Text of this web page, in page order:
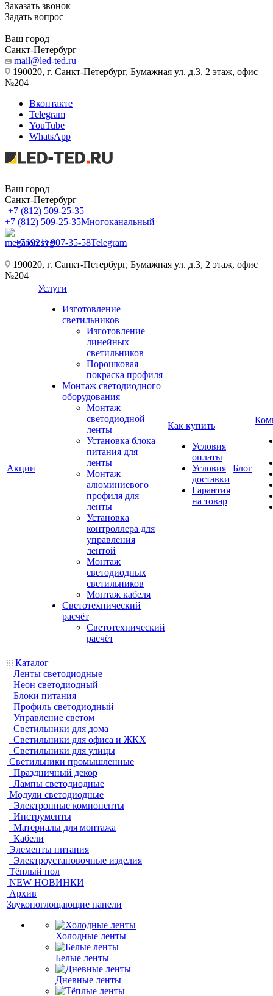
Заказать звонок
Задать вопрос
Ваш город
Санкт-Петербург
mail@led-ted.ru
190020, г. Санкт-Петербург, Бумажная ул. д.3, 2 этаж, офис
№204
Вконтакте
Telegram
YouTube
WhatsApp
Ваш город
Санкт-Петербург
+7 (812) 509-25-35
+7 (812) 509-25-35Многоканальный
+7 (921) 907-35-58Telegram
190020, г. Санкт-Петербург, Бумажная ул. д.3, 2 этаж, офис
№204
Акции
Услуги
Изготовление
светильников
Изготовление
линейных
светильников
Порошковая
покраска профиля
Монтаж светодиодного
оборудования
Монтаж
светодиодной
ленты
Установка блока
питания для
ленты
Монтаж
алюминиевого
профиля для
ленты
Установка
контроллера для
управления
лентой
Монтаж
светодиодных
светильников
Монтаж кабеля
Светотехнический
расчёт
Светотехнический
расчёт
Как купить
Условия
оплаты
Условия
доставки
Гарантия
на товар
Блог
Каталог
Ленты светодиодные
Неон светодиодный
Блоки питания
Профиль светодиодный
Управление светом
Светильники для дома
Светильники для офиса и ЖКХ
Светильники для улицы
Светильники промышленные
Праздничный декор
Лампы светодиодные
Модули светодиодные
Электронные компоненты
Инструменты
Материалы для монтажа
Кабели
Элементы питания
Электроустановочные изделия
Тёплый пол
NEW НОВИНКИ
Архив
Звукопоглощающие панели
Холодные ленты
Белые ленты
Дневные ленты